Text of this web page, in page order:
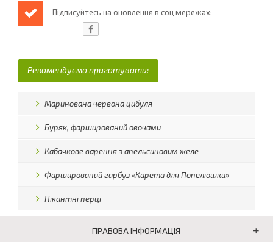
Підписуйтесь на оновлення в соц мережах:
Рекомендуємо приготувати:
Маринована червона цибуля
Буряк, фарширований овочами
Кабачкове варення з апельсиновим желе
Фарширований гарбуз «Карета для Попелюшки»
Пікантні перці
ПРАВОВА ІНФОРМАЦІЯ